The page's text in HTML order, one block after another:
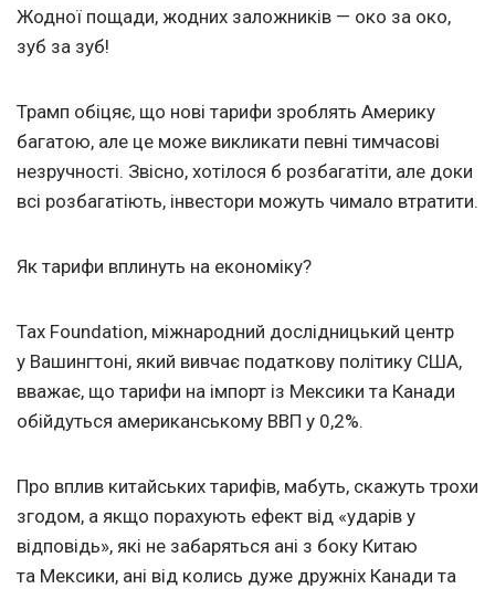
Жодної пощади, жодних заложників — око за око,
зуб за зуб!
Трамп обіцяє, що нові тарифи зроблять Америку
багатою, але це може викликати певні тимчасові
незручності. Звісно, хотілося б розбагатіти, але доки
всі розбагатіють, інвестори можуть чимало втратити.
Як тарифи вплинуть на економіку?
Tax Foundation, міжнародний дослідницький центр
у Вашингтоні, який вивчає податкову політику США,
вважає, що тарифи на імпорт із Мексики та Канади
обійдуться американському ВВП у 0,2%.
Про вплив китайських тарифів, мабуть, скажуть трохи
згодом, а якщо порахують ефект від «ударів у
відповідь», які не забаряться ані з боку Китаю
та Мексики, ані від колись дуже дружніх Канади та